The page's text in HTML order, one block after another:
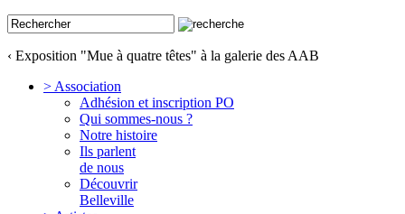
‹ Exposition "Mue à quatre têtes" à la galerie des AAB
> Association
Adhésion et inscription PO
Qui sommes-nous ?
Notre histoire
Ils parlent
de nous
Découvrir
Belleville